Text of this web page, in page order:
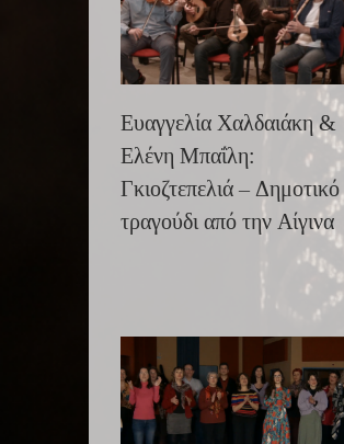
Ευαγγελία Χαλδαιάκη &
Ελένη Μπαΐλη:
Γκιοζτεπελιά – Δημοτικό
τραγούδι από την Αίγινα